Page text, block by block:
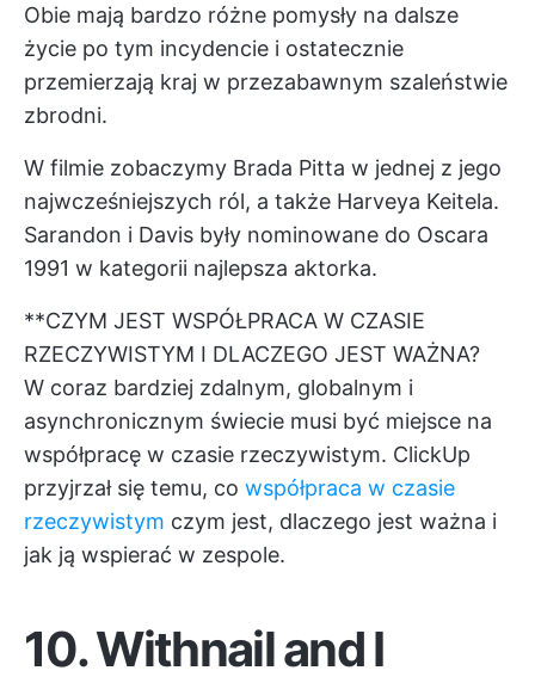
Obie mają bardzo różne pomysły na dalsze
życie po tym incydencie i ostatecznie
przemierzają kraj w przezabawnym szaleństwie
zbrodni.
W filmie zobaczymy Brada Pitta w jednej z jego
najwcześniejszych ról, a także Harveya Keitela.
Sarandon i Davis były nominowane do Oscara
1991 w kategorii najlepsza aktorka.
**CZYM JEST WSPÓŁPRACA W CZASIE
RZECZYWISTYM I DLACZEGO JEST WAŻNA?
W coraz bardziej zdalnym, globalnym i
asynchronicznym świecie musi być miejsce na
współpracę w czasie rzeczywistym. ClickUp
przyjrzał się temu, co współpraca w czasie
rzeczywistym czym jest, dlaczego jest ważna i
jak ją wspierać w zespole.
10.Withnail and I